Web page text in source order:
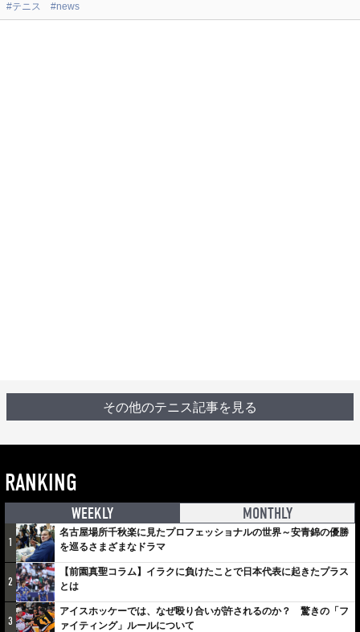
#テニス #news
その他のテニス記事を見る
RANKING
WEEKLY MONTHLY
1
名古屋場所千秋楽に見たプロフェッショナルの世界～安青錦の優勝
を巡るさまざまなドラマ
2
【前園真聖コラム】イラクに負けたことで日本代表に起きたプラス
とは
3
アイスホッケーでは、なぜ殴り合いが許されるのか？ 驚きの「フ
ァイティング」ルールについて